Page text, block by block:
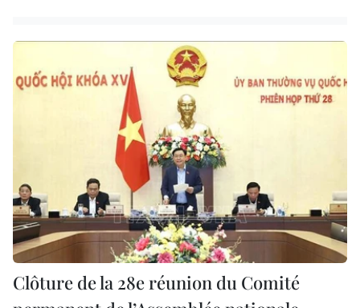
Clôture de la 28e réunion du Comité